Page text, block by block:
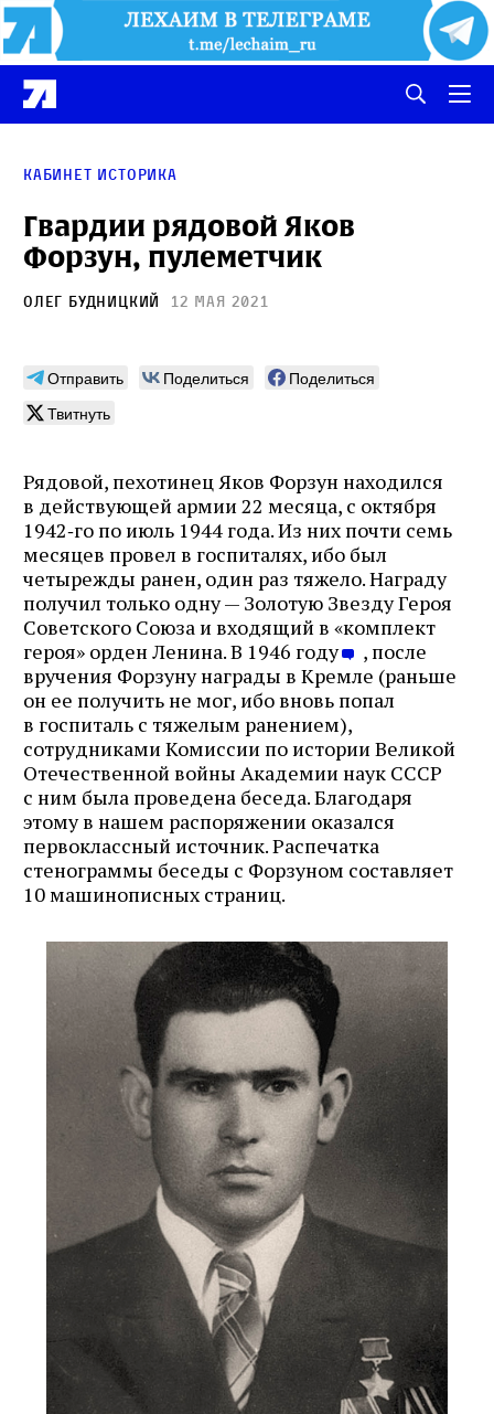
Кабинет историка
Гвардии рядовой Яков
Форзун, пулеметчик
Олег Будницкий 12 мая 2021
Отправить Поделиться
Поделиться
Твитнуть
Рядовой, пехотинец Яков Форзун находился
в действующей армии 22 месяца, с октября
1942‑го по июль 1944 года. Из них почти семь
месяцев провел в госпиталях, ибо был
четырежды ранен, один раз тяжело. Награду
получил только одну — Золотую Звезду Героя
Советского Союза и входящий в «комплект
героя» орден Ленина. В 1946 году
, после
вручения Форзуну награды в Кремле (раньше
он ее получить не мог, ибо вновь попал
в госпиталь с тяжелым ранением),
сотрудниками Комиссии по истории Великой
Отечественной войны Академии наук СССР
с ним была проведена беседа. Благодаря
этому в нашем распоряжении оказался
первоклассный источник. Распечатка
стенограммы беседы с Форзуном составляет
10 машинописных страниц.